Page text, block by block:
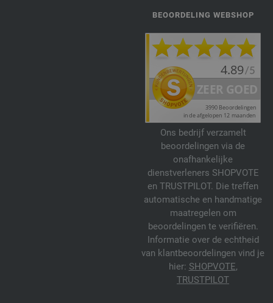
BEOORDELING WEBSHOP
Ons bedrijf verzamelt
beoordelingen via de
onafhankelijke
dienstverleners SHOPVOTE
en TRUSTPILOT. Die treffen
automatische en handmatige
maatregelen om
beoordelingen te verifiëren.
Informatie over de echtheid
van klantbeoordelingen vind je
hier: SHOPVOTE,
TRUSTPILOT